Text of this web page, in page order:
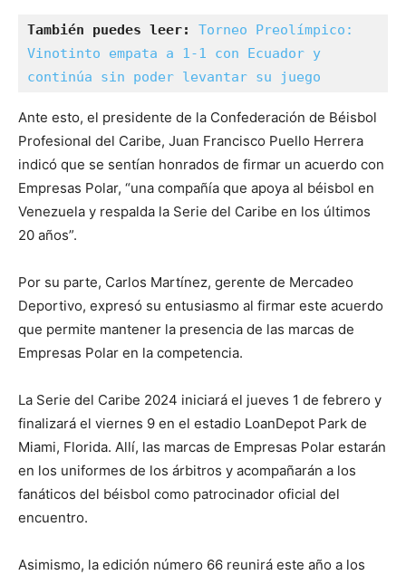
También puedes leer: Torneo Preolímpico:
Vinotinto empata a 1-1 con Ecuador y
continúa sin poder levantar su juego
Ante esto, el presidente de la Confederación de Béisbol
Profesional del Caribe, Juan Francisco Puello Herrera
indicó que se sentían honrados de firmar un acuerdo con
Empresas Polar, “una compañía que apoya al béisbol en
Venezuela y respalda la Serie del Caribe en los últimos
20 años”.
Por su parte, Carlos Martínez, gerente de Mercadeo
Deportivo, expresó su entusiasmo al firmar este acuerdo
que permite mantener la presencia de las marcas de
Empresas Polar en la competencia.
La Serie del Caribe 2024 iniciará el jueves 1 de febrero y
finalizará el viernes 9 en el estadio LoanDepot Park de
Miami, Florida. Allí, las marcas de Empresas Polar estarán
en los uniformes de los árbitros y acompañarán a los
fanáticos del béisbol como patrocinador oficial del
encuentro.
Asimismo, la edición número 66 reunirá este año a los